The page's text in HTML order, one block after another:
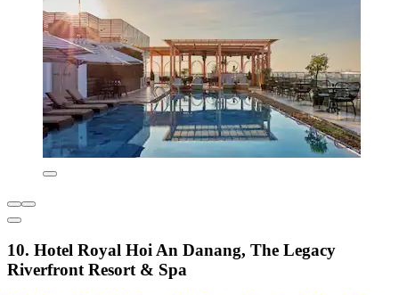
10. Hotel Royal Hoi An Danang, The Legacy
Riverfront Resort & Spa